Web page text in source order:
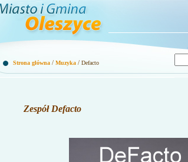
Strona główna / Muzyka / Defacto
Zespół Defacto